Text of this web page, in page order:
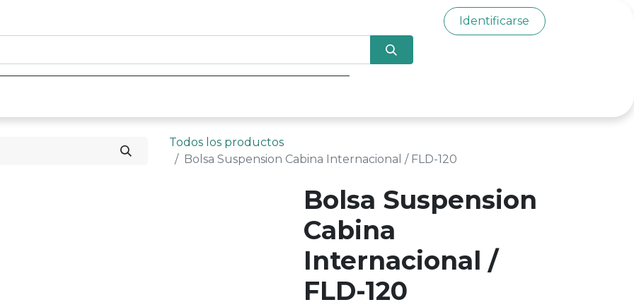
Identificarse
Todos los productos
Bolsa Suspension Cabina Internacional / FLD-120
Bolsa Suspension
Cabina
Internacional /
FLD-120